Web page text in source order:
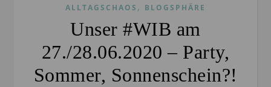
ALLTAGSCHAOS , BLOGSPHÄRE
Unser #WIB am
27./28.06.2020 – Party,
Sommer, Sonnenschein?!